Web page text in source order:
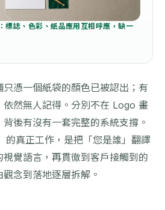
標誌、色彩、紙品應用互相呼應，缺一
憑一個紙袋的顏色已被認出；有
依然無人記得。分別不在 Logo 畫
後有沒有一套完整的系統支撐。
的真正工作，是把「您是誰」翻譯
覺語言，再貫徹到客戶接觸到的
念到落地逐層拆解。